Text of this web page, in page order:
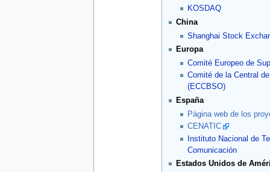
KOSDAQ
China
Shanghai Stock
Europa
Comité Europeo de
Comité de la Central
(ECCBSO)
España
Página web de los
CENATIC
Instituto Nacional de
Comunicación
Estados Unidos de